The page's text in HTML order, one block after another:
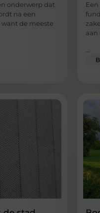
onderwerp dat
na een
de meeste